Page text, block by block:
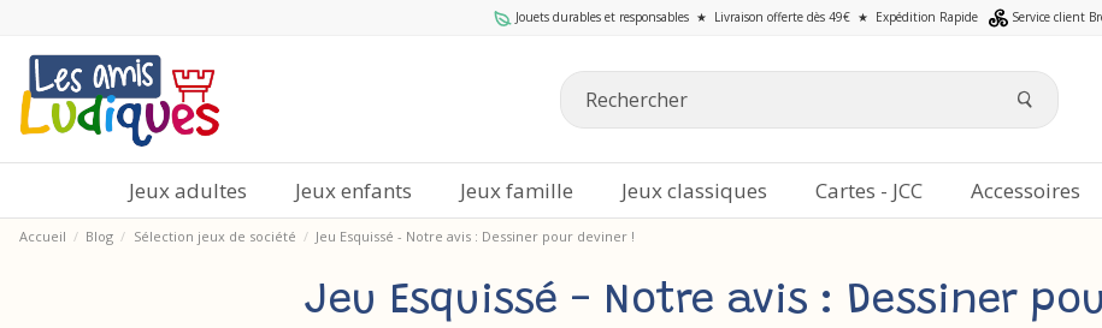
Jouets durables et responsables ★ Livraison offerte dès 49€ ★ Expédition Rapide Service client
Jeux adultes Jeux enfants Jeux famille Jeux classiques Cartes - JCC Accessoires
Accueil Blog Sélection jeux de société Jeu Esquissé - Notre avis : Dessiner pour deviner !
Jeu Esquissé - Notre avis : Dessiner